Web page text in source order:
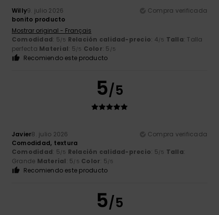
Willy9. julio 2026
Compra verificada
bonito producto
Mostrar original - Français
Comodidad: 5/5 Relación calidad-precio: 4/5 Talla: Talla
perfecta Material: 5/5 Color: 5 /5
Recomiendo este producto
5/5
Javier8. julio 2026
Compra verificada
Comodidad, textura
Comodidad: 5/5 Relación calidad-precio: 5/5 Talla:
Grande Material: 5/5 Color: 5/5
Recomiendo este producto
5/5